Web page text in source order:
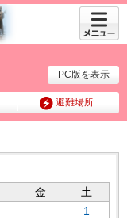
PC版を表示
避難場所
メニュ
ー
金
土
1